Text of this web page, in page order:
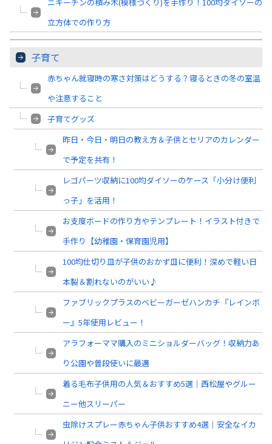
立方体での作り方
子育て
赤ちゃん就寝時の寒さ対策はどうする？寝るときの冬の室温
や注意すること
子育てグッズ
昨日・今日・明日の教え方＆子供とセリアのカレンダー
で予定を共有！
レゴパーツ収納に100均ダイソーのケース「小分け便利
っ子」を活用！
お支度ボードの作り方やテンプレート！イラスト付きで
手作り【幼稚園・保育園児用】
100均仕切り皿が子供のおかず皿に便利！深めで軽い日
本製＆割れないのがいい♪
ファブリックプラスのベビーガーゼハンカチ『レインボ
ー』5年使用レビュー！
アラフォーママ購入のミニショルダーバッグ！収納力あ
り公園や普段使いに最適
着る毛布子供用の人気＆おすすめ5選｜西松屋やグルー
ニー他スリーパー
虫除けスプレー赤ちゃん子供おすすめ4選｜安全なイカ